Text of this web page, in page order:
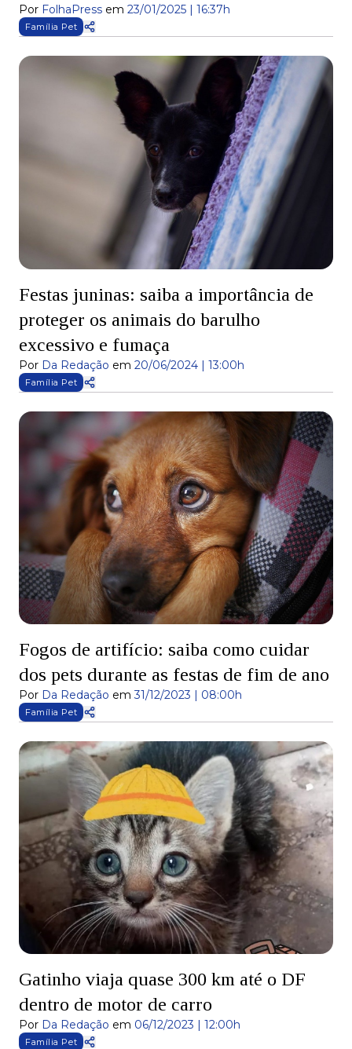
Por FolhaPress em 23/01/2025 | 16:37h
Família Pet
Festas juninas: saiba a importância de
proteger os animais do barulho
excessivo e fumaça
Por Da Redação em 20/06/2024 | 13:00h
Família Pet
Fogos de artifício: saiba como cuidar
dos pets durante as festas de fim de ano
Por Da Redação em 31/12/2023 | 08:00h
Família Pet
Gatinho viaja quase 300 km até o DF
dentro de motor de carro
Por Da Redação em 06/12/2023 | 12:00h
Família Pet